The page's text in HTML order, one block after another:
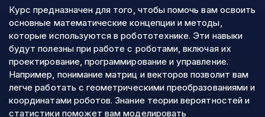
Курс предназначен для того, чтобы помочь вам освоить
основные математические концепции и методы,
которые используются в робототехнике. Эти навыки
будут полезны при работе с роботами, включая их
проектирование, программирование и управление.
Например, понимание матриц и векторов позволит вам
легче работать с геометрическими преобразованиями и
координатами роботов. Знание теории вероятностей и
статистики поможет вам моделировать